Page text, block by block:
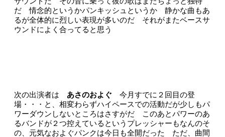
だ 情念的というかパンキッシュというか 静かな曲もあ
るが全体的に烈しい表現が多いのだ それがまたベースサ
ウンドによく合ってると思う
次の出演者は あさのおよぐ 今月すでに２回目の登
場・・・と、相変わらずハイペースでの活動だが少しもパ
ワーダウンしないところはさすがだ このあとパワーのあ
るバンドが２つ控えているというプレッシャーもなんのそ
の、元気なおよぐパンクは今日も全開だった ただ、曲間